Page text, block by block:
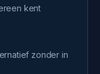
kent
zonder in